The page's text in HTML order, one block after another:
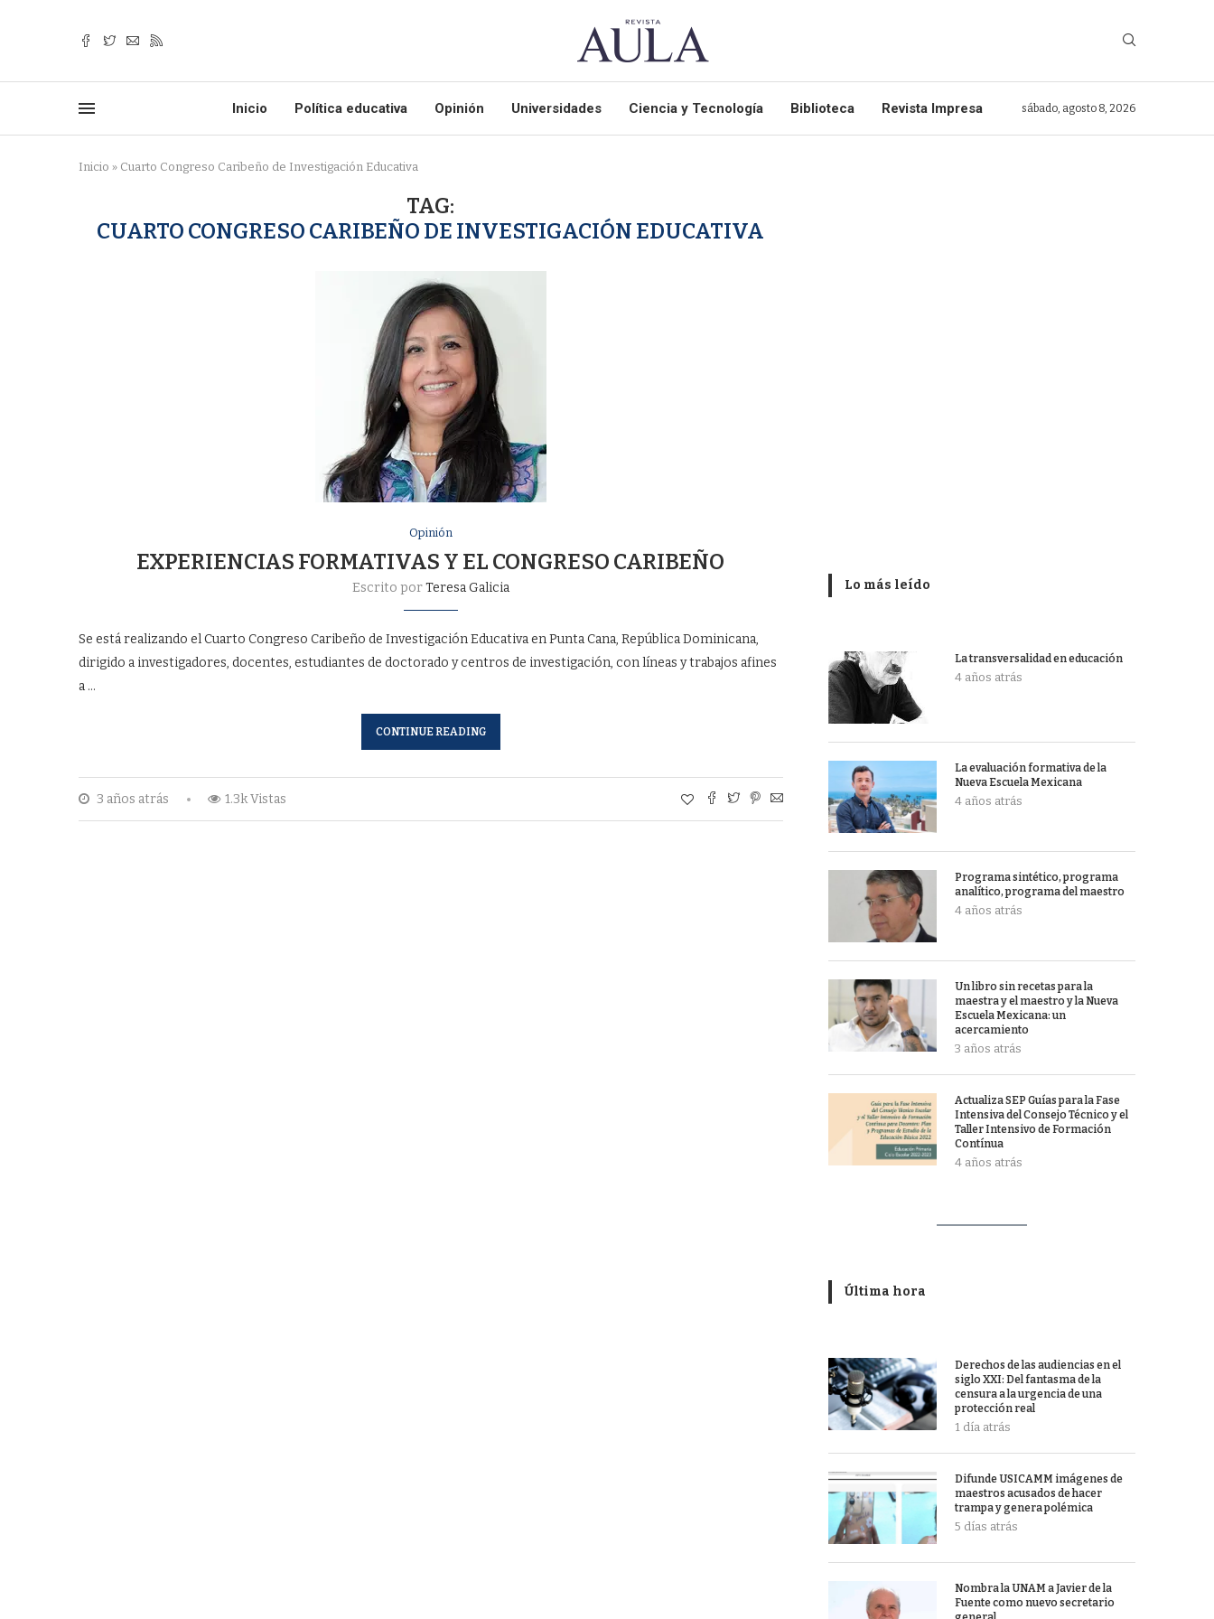
Inicio Política educativa Opinión Universidades Ciencia y Tecnología Biblioteca Revista Impresa sábado, agosto 8, 2026
Inicio » Cuarto Congreso Caribeño de Investigación Educativa
TAG:
CUARTO CONGRESO CARIBEÑO DE INVESTIGACIÓN EDUCATIVA
Opinión
EXPERIENCIAS FORMATIVAS Y EL CONGRESO CARIBEÑO
Escrito porTeresa Galicia
Se está realizando el Cuarto Congreso Caribeño de Investigación Educativa en Punta Cana, República Dominicana,
dirigido a investigadores, docentes, estudiantes de doctorado y centros de investigación, con líneas y trabajos afines
a …
CONTINUE READING
3 años atrás 1.3k Vistas
Lo más leído
La transversalidad en educación
4 años atrás
La evaluación formativa de la
Nueva Escuela Mexicana
4 años atrás
Programa sintético, programa
analítico, programa del maestro
4 años atrás
Un libro sin recetas para la
maestra y el maestro y la Nueva
Escuela Mexicana: un
acercamiento
3 años atrás
Actualiza SEP Guías para la Fase
Intensiva del Consejo Técnico y el
Taller Intensivo de Formación
Contínua
4 años atrás
Última hora
Derechos de las audiencias en el
siglo XXI: Del fantasma de la
censura a la urgencia de una
protección real
1 día atrás
Difunde USICAMM imágenes de
maestros acusados de hacer
trampa y genera polémica
5 días atrás
Nombra la UNAM a Javier de la
Fuente como nuevo secretario